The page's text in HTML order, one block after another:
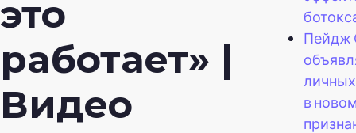
это
работает» |
Видео
Пейдж
в